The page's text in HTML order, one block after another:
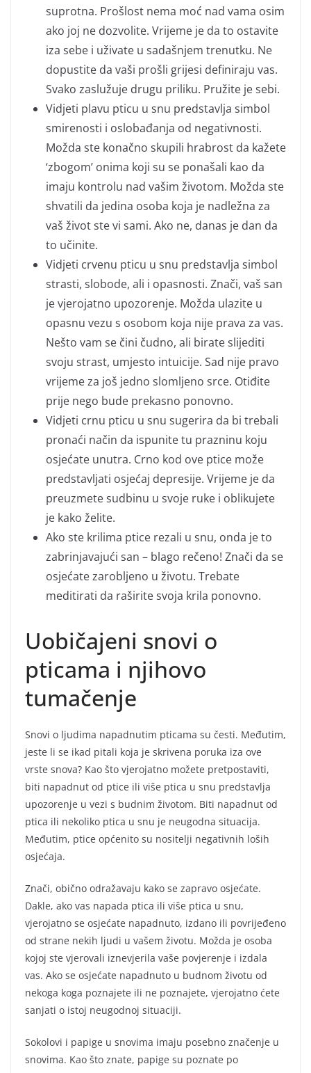
suprotna. Prošlost nema moć nad vama osim
ako joj ne dozvolite. Vrijeme je da to ostavite
iza sebe i uživate u sadašnjem trenutku. Ne
dopustite da vaši prošli grijesi definiraju vas.
Svako zaslužuje drugu priliku. Pružite je sebi.
Vidjeti plavu pticu u snu predstavlja simbol
smirenosti i oslobađanja od negativnosti.
Možda ste konačno skupili hrabrost da kažete
‘zbogom’ onima koji su se ponašali kao da
imaju kontrolu nad vašim životom. Možda ste
shvatili da jedina osoba koja je nadležna za
vaš život ste vi sami. Ako ne, danas je dan da
to učinite.
Vidjeti crvenu pticu u snu predstavlja simbol
strasti, slobode, ali i opasnosti. Znači, vaš san
je vjerojatno upozorenje. Možda ulazite u
opasnu vezu s osobom koja nije prava za vas.
Nešto vam se čini čudno, ali birate slijediti
svoju strast, umjesto intuicije. Sad nije pravo
vrijeme za još jedno slomljeno srce. Otiđite
prije nego bude prekasno ponovno.
Vidjeti crnu pticu u snu sugerira da bi trebali
pronaći način da ispunite tu prazninu koju
osjećate unutra. Crno kod ove ptice može
predstavljati osjećaj depresije. Vrijeme je da
preuzmete sudbinu u svoje ruke i oblikujete
je kako želite.
Ako ste krilima ptice rezali u snu, onda je to
zabrinjavajući san – blago rečeno! Znači da se
osjećate zarobljeno u životu. Trebate
meditirati da raširite svoja krila ponovno.
Uobičajeni snovi o
pticama i njihovo
tumačenje
Snovi o ljudima napadnutim pticama su česti. Međutim,
jeste li se ikad pitali koja je skrivena poruka iza ove
vrste snova? Kao što vjerojatno možete pretpostaviti,
biti napadnut od ptice ili više ptica u snu predstavlja
upozorenje u vezi s budnim životom. Biti napadnut od
ptica ili nekoliko ptica u snu je neugodna situacija.
Međutim, ptice općenito su nositelji negativnih loših
osjećaja.
Znači, obično odražavaju kako se zapravo osjećate.
Dakle, ako vas napada ptica ili više ptica u snu,
vjerojatno se osjećate napadnuto, izdano ili povrijeđeno
od strane nekih ljudi u vašem životu. Možda je osoba
kojoj ste vjerovali iznevjerila vaše povjerenje i izdala
vas. Ako se osjećate napadnuto u budnom životu od
nekoga koga poznajete ili ne poznajete, vjerojatno ćete
sanjati o istoj neugodnoj situaciji.
Sokolovi i papige u snovima imaju posebno značenje u
snovima. Kao što znate, papige su poznate po